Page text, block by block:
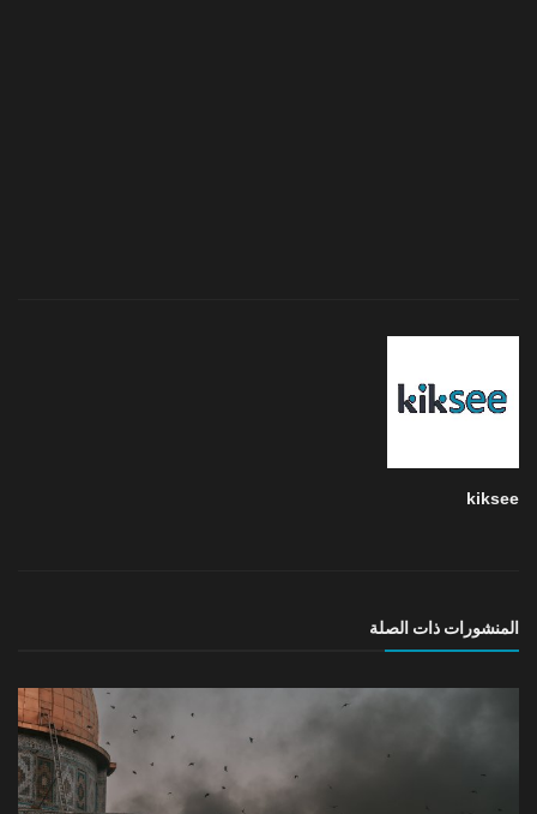
kiksee
المنشورات ذات الصلة